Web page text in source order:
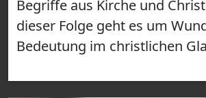
Begriffe aus Kirche und
dieser Folge geht es um
Bedeutung im christlichen